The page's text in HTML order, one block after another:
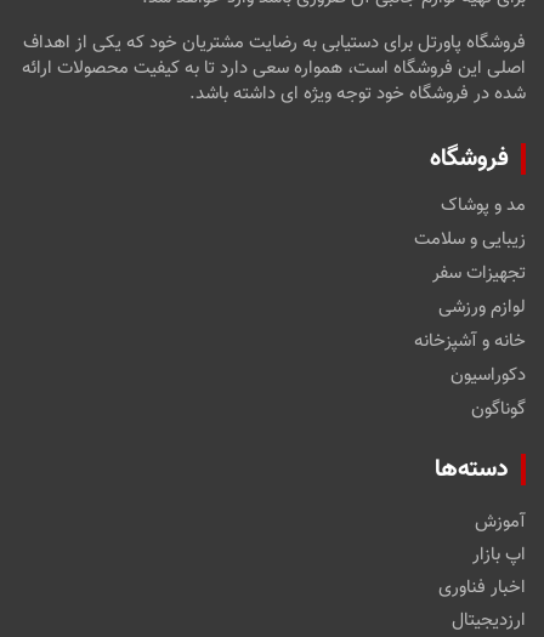
فروشگاه پاورتل برای دستیابی به رضایت مشتریان خود که یکی از اهداف
اصلی این فروشگاه است، همواره سعی دارد تا به کیفیت محصولات ارائه
شده در فروشگاه خود توجه ویژه ای داشته باشد.
فروشگاه
مد و پوشاک
زیبایی و سلامت
تجهیزات سفر
لوازم ورزشی
خانه و آشپزخانه
دکوراسیون
گوناگون
دسته‌ها
آموزش
اپ بازار
اخبار فناوری
ارزدیجیتال